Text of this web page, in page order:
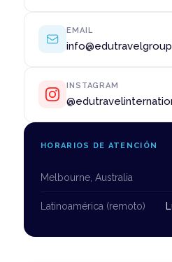
EMAIL
INSTAGRAM
HORARIOS DE ATENCIÓN
Melbourne, Australia
Latinoamérica (remoto)